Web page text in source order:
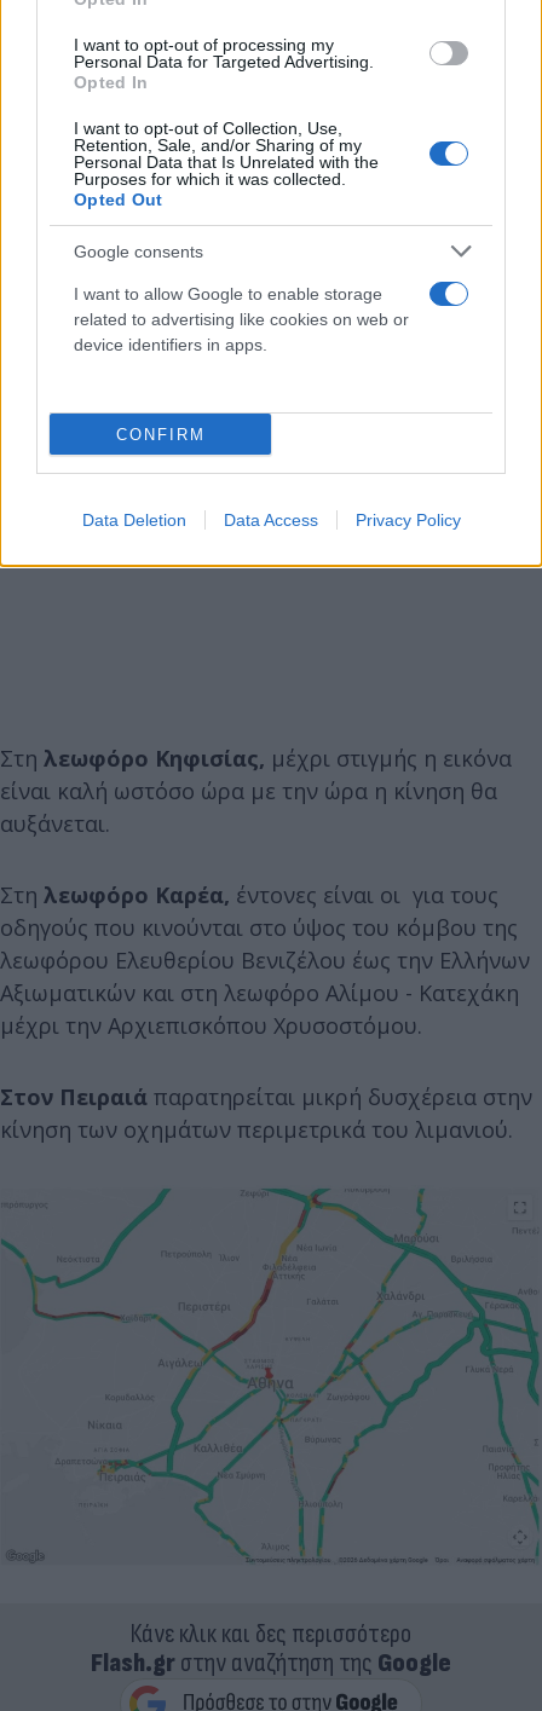
I want to opt-out of processing my
Personal Data for Targeted Advertising.
Opted In
I want to opt-out of Collection, Use,
Retention, Sale, and/or Sharing of my
Personal Data that Is Unrelated with the
Purposes for which it was collected.
Opted Out
Google consents
I want to allow Google to enable storage
related to advertising like cookies on web or
device identifiers in apps.
CONFIRM
Data Deletion Data Access Privacy Policy
Στη λεωφόρο Κηφισίας, μέχρι στιγμής η εικόνα
είναι καλή ωστόσο ώρα με την ώρα η κίνηση θα
αυξάνεται.
Στη λεωφόρο Καρέα, έντονες είναι οι για τους
οδηγούς που κινούνται στο ύψος του κόμβου της
λεωφόρου Ελευθερίου Βενιζέλου έως την Ελλήνων
Αξιωματικών και στη λεωφόρο Αλίμου - Κατεχάκη
μέχρι την Αρχιεπισκόπου Χρυσοστόμου.
Στον Πειραιά παρατηρείται μικρή δυσχέρεια στην
κίνηση των οχημάτων περιμετρικά του λιμανιού.
Κάνε κλικ και δες περισσότερο
Flash.grστην αναζήτηση της Google